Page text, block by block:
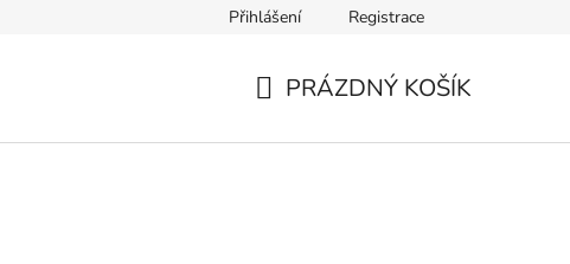
Přihlášení Registrace
PRÁZDNÝ KOŠÍK